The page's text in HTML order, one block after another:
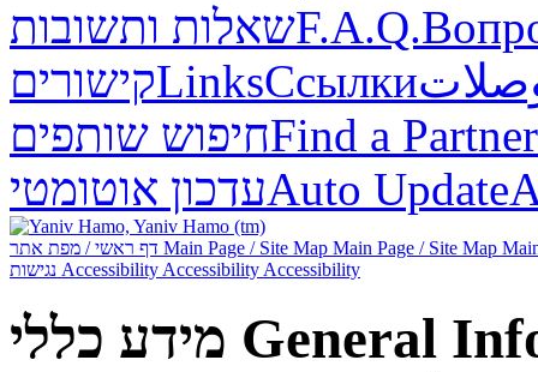
שאלות ותשובותF.A.Q.
קישוריםLinksСсылки
חיפוש שותפיםFind a Partner
עדכון אוטומטיAuto Update
Main Page / Site Map Main Page / Site Map
Accessibility Accessibility Accessibility
מידע כללי General